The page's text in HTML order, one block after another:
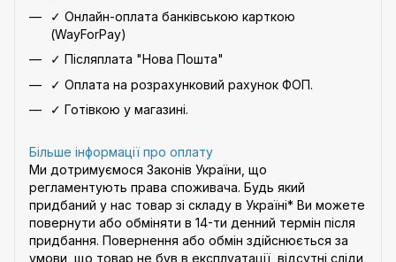
✓ Онлайн-оплата банківською карткою
(WayForPay)
✓ Післяплата "Нова Пошта"
✓ Оплата на розрахунковий рахунок ФОП.
✓ Готівкою у магазині.
Більше інформації про оплату
Ми дотримуємося Законів України, що
регламентують права споживача. Будь який
придбаний у нас товар зі складу в Україні* Ви можете
повернути або обміняти в 14-ти денний термін після
придбання. Повернення або обмін здійснюється за
умови, що товар не був в експлуатації, відсутні сліди